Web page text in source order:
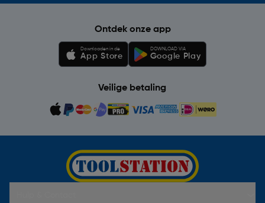
Ontdek onze app
Downloaden in de
App Store
DOWNLOAD VIA
Google Play
Veilige betaling